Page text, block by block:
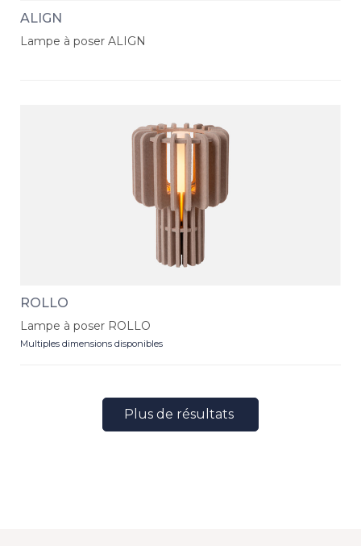
ALIGN
Lampe à poser ALIGN
ROLLO
Lampe à poser ROLLO
Multiples dimensions disponibles
Plus de résultats